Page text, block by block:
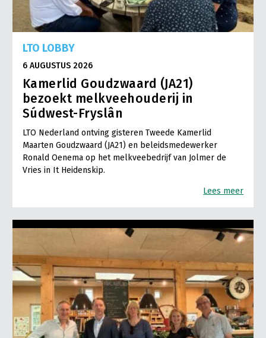
LTO LOBBY
6 AUGUSTUS 2026
Kamerlid Goudzwaard (JA21)
bezoekt melkveehouderij in
Súdwest-Fryslân
LTO Nederland ontving gisteren Tweede Kamerlid
Maarten Goudzwaard (JA21) en beleidsmedewerker
Ronald Oenema op het melkveebedrijf van Jolmer de
Vries in It Heidenskip.
Lees meer